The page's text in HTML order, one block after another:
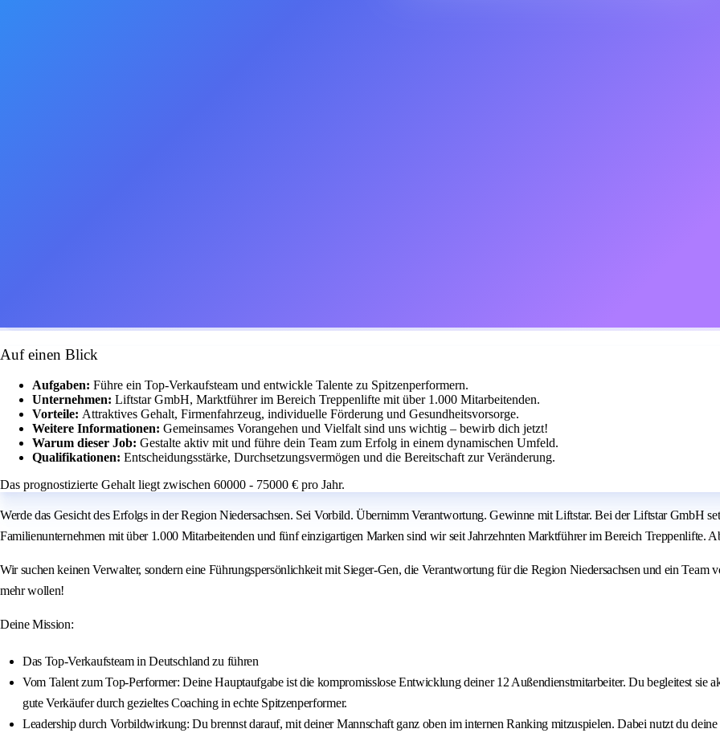
Auf einen Blick
Aufgaben: Führe ein Top-Verkaufsteam und entwickle Talente zu Spitzenperformern.
Unternehmen: Liftstar GmbH, Marktführer im Bereich Treppenlifte mit über 1.000 Mitarbeitenden.
Vorteile: Attraktives Gehalt, Firmenfahrzeug, individuelle Förderung und Gesundheitsvorsorge.
Weitere Informationen: Gemeinsames Vorangehen und Vielfalt sind uns wichtig – bewirb dich jetzt!
Warum dieser Job: Gestalte aktiv mit und führe dein Team zum Erfolg in einem dynamischen Umfeld.
Qualifikationen: Entscheidungsstärke, Durchsetzungsvermögen und die Bereitschaft zur Veränderung.
Das prognostizierte Gehalt liegt zwischen 60000 - 75000 € pro Jahr.
Werde das Gesicht des Erfolgs in der Region Niedersachsen. Sei Vorbild. Übernimm Verantwortung. Gewinne mit Liftstar. Bei der Liftstar GmbH
Familienunternehmen mit über 1.000 Mitarbeitenden und fünf einzigartigen Marken sind wir seit Jahrzehnten Marktführer im Bereich Treppenlifte.
Wir suchen keinen Verwalter, sondern eine Führungspersönlichkeit mit Sieger-Gen, die Verantwortung für die Region Niedersachsen und ein
mehr wollen!
Deine Mission:
Das Top-Verkaufsteam in Deutschland zu führen
Vom Talent zum Top-Performer: Deine Hauptaufgabe ist die kompromisslose Entwicklung deiner 12 Außendienstmitarbeiter. Du begleitest sie
gute Verkäufer durch gezieltes Coaching in echte Spitzenperformer.
Leadership durch Vorbildwirkung: Du brennst darauf, mit deiner Mannschaft ganz oben im internen Ranking mitzuspielen. Dabei nutzt du